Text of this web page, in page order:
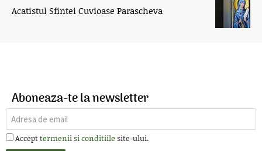
Acatistul Sfintei Cuvioase Parascheva
Aboneaza-te la newsletter
Accepttermenii si conditiile site-ului.